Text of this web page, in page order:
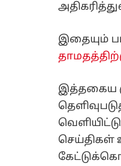
இதையும்
இத்தகைய